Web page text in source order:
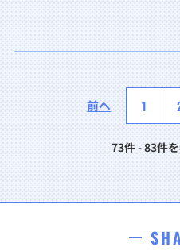
前へ 1
73件 - 83件